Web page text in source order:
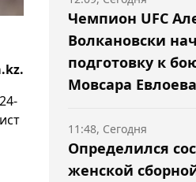
Чемпион UFC
Волкановски
подготовку к
Мовсара Евлоева
Определился
женской
11:48, Сегодня